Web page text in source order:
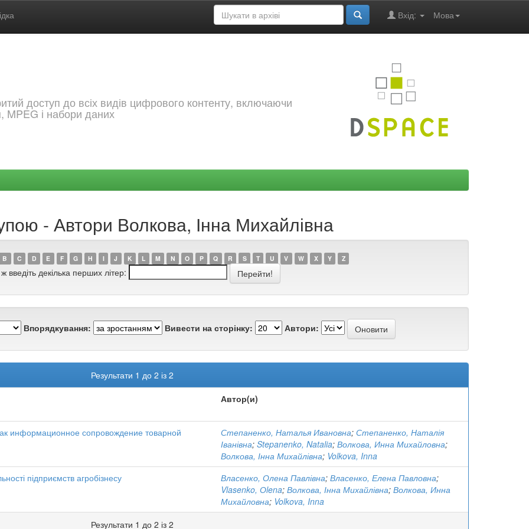
Мова
Вхід:
доступ до всіх видів цифрового контенту, включаючи
MPEG і набори даних
- Автори Волкова, Інна Михайлівна
B C D E F G H I J K L M N O P Q R S T U V W X Y Z
введіть декілька перших літер:
Впорядкування: Вивести на сторінку: Автори:
Результати 1 до 2 із 2
Автор(и)
информационное сопровождение товарной
Степаненко, Наталья Ивановна; Степаненко, Наталія
Іванівна; Stepanenko, Natalia; Волкова, Инна Михайловна;
Волкова, Інна Михайлівна; Volkova, Inna
підприємств агробізнесу Власенко, Олена Павлівна; Власенко, Елена Павловна;
Vlasenko, Оlena; Волкова, Інна Михайлівна; Волкова, Инна
Михайловна; Volkova, Inna
Результати 1 до 2 із 2